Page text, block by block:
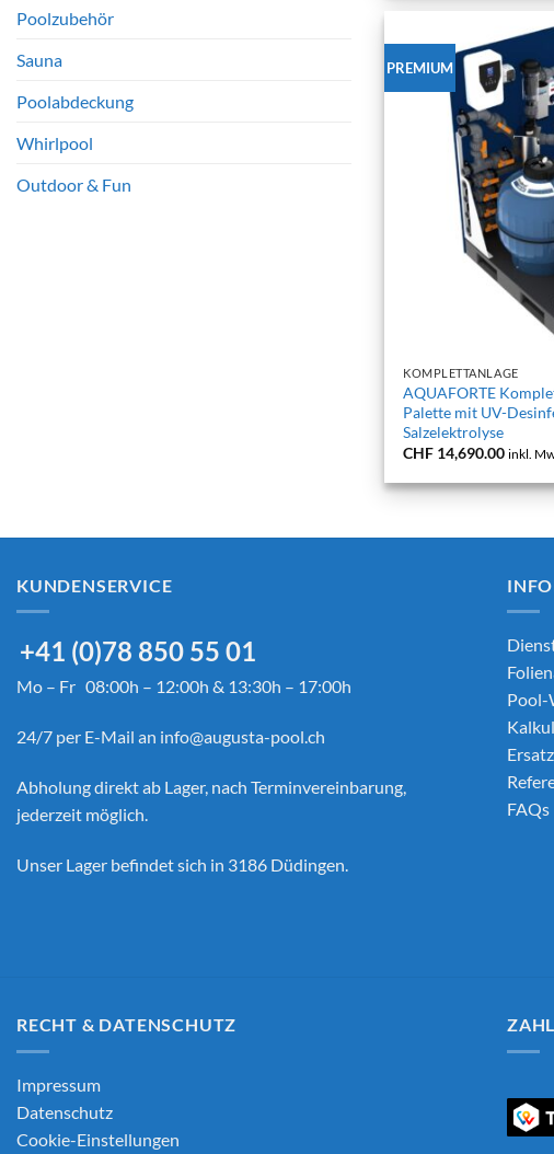
Poolzubehör
Sauna
Poolabdeckung
Whirlpool
Outdoor & Fun
PREMIUM
KOMPLETTANLAGE
AQUAFORTE
Palette mit UV-
Salzelektrolyse
CHF 14,690.00 inkl.
KUNDENSERVICE
+41 (0)78 850 55 01
Mo – Fr 08:00h – 12:00h & 13:30h – 17:00h
24/7 per E-Mail an info@augusta-pool.ch
Abholung direkt ab Lager, nach Terminvereinbarung,
jederzeit möglich.
Unser Lager befindet sich in 3186 Düdingen.
Pool-
FAQs
RECHT & DATENSCHUTZ
Impressum
Datenschutz
Cookie-Einstellungen